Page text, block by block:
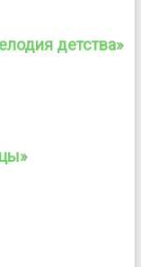
детства»